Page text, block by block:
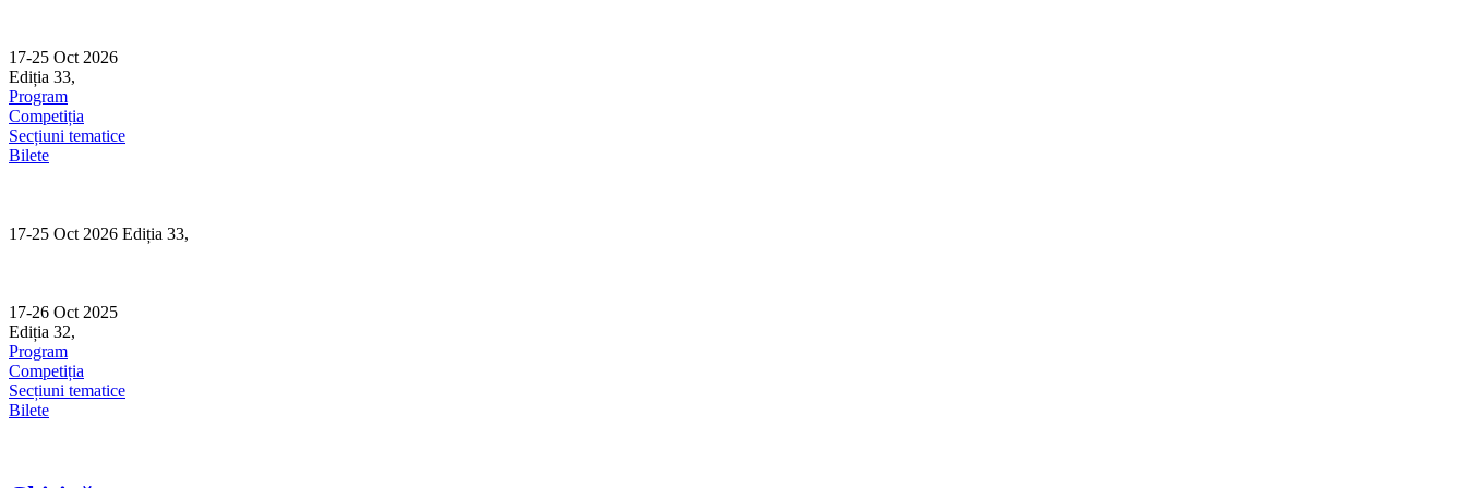
content
17-25 Oct 2026
Ediția 33,
Program
Competiția
Secțiuni tematice
Bilete
17-25 Oct 2026 Ediția 33,
17-26 Oct 2025
Ediția 32,
Program
Competiția
Secțiuni tematice
Bilete